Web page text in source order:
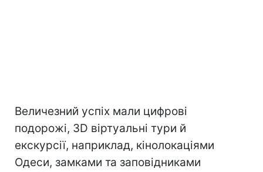
Величезний успіх мали цифрові
подорожі, 3D віртуальні тури й
екскурсії, наприклад, кінолокаціями
Одеси, замками та заповідниками